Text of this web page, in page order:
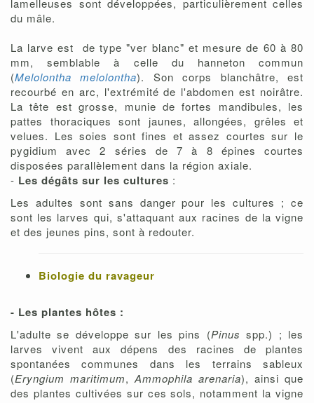
lamelleuses sont développées, particulièrement celles
du mâle.
La larve est de type "ver blanc" et mesure de 60 à 80
mm, semblable à celle du hanneton commun
(Melolontha melolontha). Son corps blanchâtre, est
recourbé en arc, l'extrémité de l'abdomen est noirâtre.
La tête est grosse, munie de fortes mandibules, les
pattes thoraciques sont jaunes, allongées, grêles et
velues. Les soies sont fines et assez courtes sur le
pygidium avec 2 séries de 7 à 8 épines courtes
disposées parallèlement dans la région axiale.
- Les dégâts sur les cultures :
Les adultes sont sans danger pour les cultures ; ce
sont les larves qui, s'attaquant aux racines de la vigne
et des jeunes pins, sont à redouter.
Biologie du ravageur
- Les plantes hôtes :
L'adulte se développe sur les pins (Pinus spp.) ; les
larves vivent aux dépens des racines de plantes
spontanées communes dans les terrains sableux
(Eryngium maritimum,Ammophila arenaria), ainsi que
des plantes cultivées sur ces sols, notamment la vigne